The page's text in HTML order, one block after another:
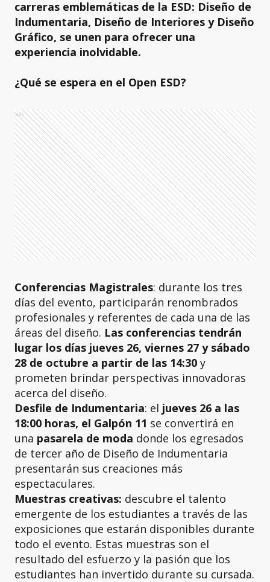
carreras emblemáticas de la ESD: Diseño de
Indumentaria, Diseño de Interiores y Diseño
Gráfico, se unen para ofrecer una
experiencia inolvidable.
¿Qué se espera en el Open ESD?
Ads
Conferencias Magistrales: durante los tres
días del evento, participarán renombrados
profesionales y referentes de cada una de las
áreas del diseño. Las conferencias tendrán
lugar los días jueves 26, viernes 27 y sábado
28 de octubre a partir de las 14:30 y
prometen brindar perspectivas innovadoras
acerca del diseño.
Desfile de Indumentaria: el jueves 26 a las
18:00 horas, el Galpón 11 se convertirá en
una pasarela de moda donde los egresados
de tercer año de Diseño de Indumentaria
presentarán sus creaciones más
espectaculares.
Muestras creativas: descubre el talento
emergente de los estudiantes a través de las
exposiciones que estarán disponibles durante
todo el evento. Estas muestras son el
resultado del esfuerzo y la pasión que los
estudiantes han invertido durante su cursada.